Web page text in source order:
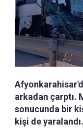
arkadan çarptı.
sonucunda bir
kişi de yaralandı.